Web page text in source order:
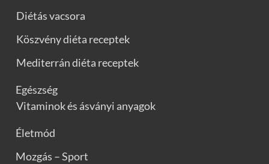
Diétás vacsora
Köszvény diéta receptek
Mediterrán diéta receptek
Egészség
Vitaminok és ásványi anyagok
Életmód
Mozgás – Sport